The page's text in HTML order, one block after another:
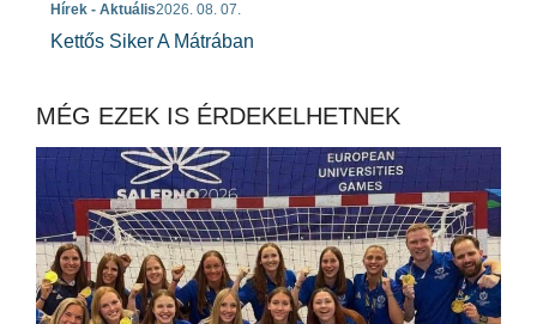
Hírek - Aktuális2026. 08. 07.
Kettős Siker A Mátrában
MÉG EZEK IS ÉRDEKELHETNEK